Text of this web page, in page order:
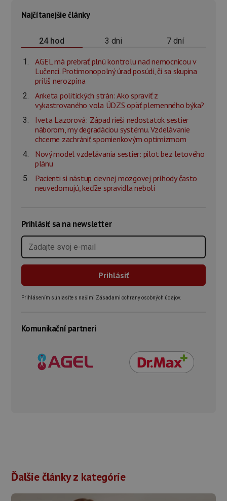
Najčítanejšie články
24 hod 3 dni 7 dní
AGEL má prebrať plnú kontrolu nad nemocnicou v
Lučenci. Protimonopolný úrad posúdi, či sa skupina
príliš nerozpína
Anketa politických strán: Ako spraviť z
vykastrovaného vola ÚDZS opäť plemenného býka?
Iveta Lazorová: Západ rieši nedostatok sestier
náborom, my degradáciou systému. Vzdelávanie
chceme zachrániť spomienkovým optimizmom
Nový model vzdelávania sestier: pilot bez letového
plánu
Pacienti si nástup cievnej mozgovej príhody často
neuvedomujú, keďže spravidla nebolí
Prihlásiť sa na newsletter
Prihlásením súhlasíte s našimi Zásadami ochrany osobných údajov.
Komunikační partneri
Ďalšie články z kategórie